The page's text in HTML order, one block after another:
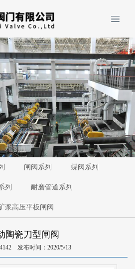
闸阀系列 蝶阀系列
列 耐磨管道系列
浆高压平板闸阀
陶瓷刀型闸阀
发布时间：2020/5/13